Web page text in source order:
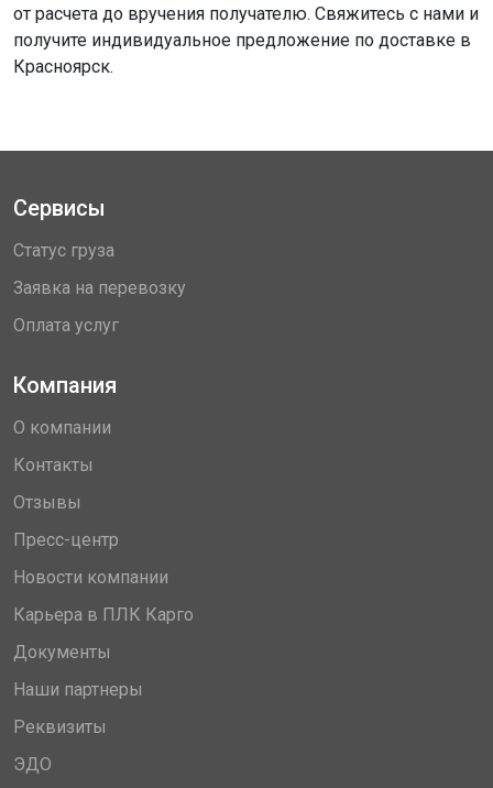
от расчета до вручения получателю. Свяжитесь с нами и
получите индивидуальное предложение по доставке в
Красноярск.
Сервисы
Статус груза
Заявка на перевозку
Оплата услуг
Компания
О компании
Контакты
Отзывы
Пресс-центр
Новости компании
Карьера в ПЛК Карго
Документы
Наши партнеры
Реквизиты
ЭДО